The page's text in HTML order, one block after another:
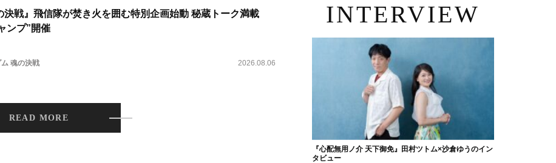
決戦』飛信隊が焚き火を囲む特別企画始動 秘蔵トーク満載
ンプ”開催
魂の決戦 2026.08.06
READ MORE
INTERVIEW
『心配無用ノ介 天下御免』田村ツトム×沙倉ゆうのイン
タビュー